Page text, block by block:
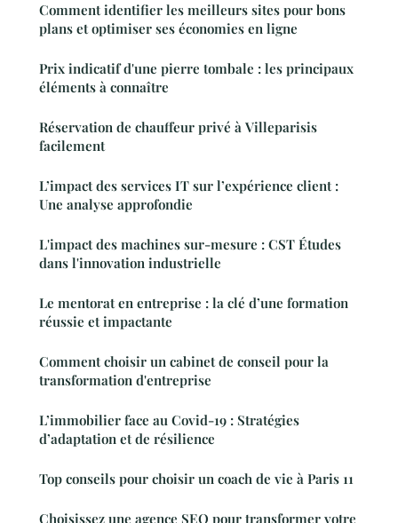
Comment identifier les meilleurs sites pour bons
plans et optimiser ses économies en ligne
Prix indicatif d'une pierre tombale : les principaux
éléments à connaître
Réservation de chauffeur privé à Villeparisis
facilement
L’impact des services IT sur l’expérience client :
Une analyse approfondie
L'impact des machines sur-mesure : CST Études
dans l'innovation industrielle
Le mentorat en entreprise : la clé d’une formation
réussie et impactante
Comment choisir un cabinet de conseil pour la
transformation d'entreprise
L’immobilier face au Covid-19 : Stratégies
d’adaptation et de résilience
Top conseils pour choisir un coach de vie à Paris 11
Choisissez une agence SEO pour transformer votre